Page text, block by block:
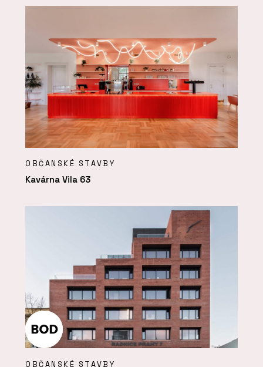
OBČANSKÉ STAVBY
Kavárna Vila 63
OBČANSKÉ STAVBY